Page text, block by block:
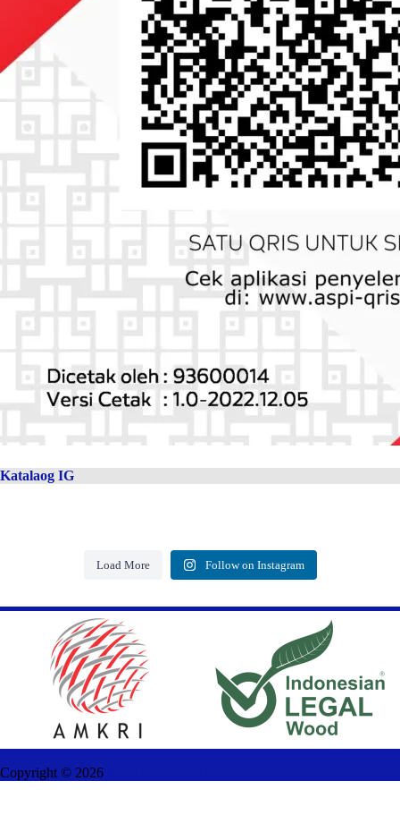
Katalaog IG
Load More Follow on Instagram
Copyright © 2026